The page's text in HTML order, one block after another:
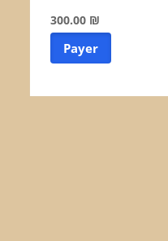
300.00 ₪
Payer